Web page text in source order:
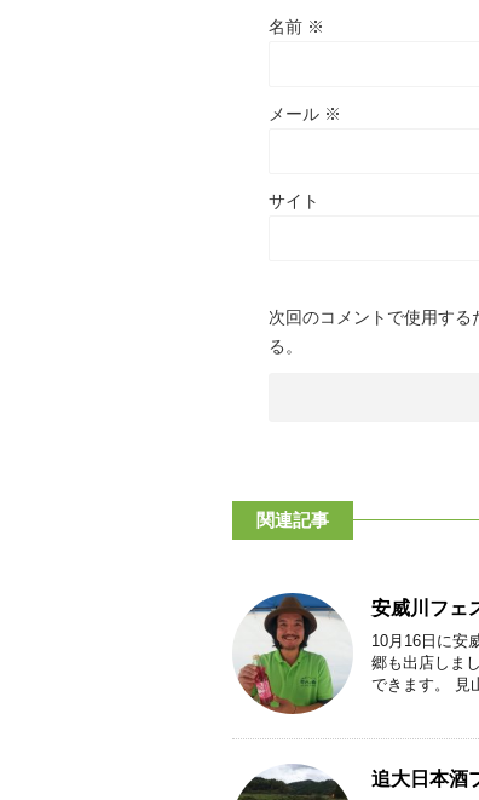
名前 ※
メール ※
サイト
次回のコメントで使用す
る。
関連記事
安威川フェ
10月16日に安
郷も出店しま
できます。 見
追大日本酒